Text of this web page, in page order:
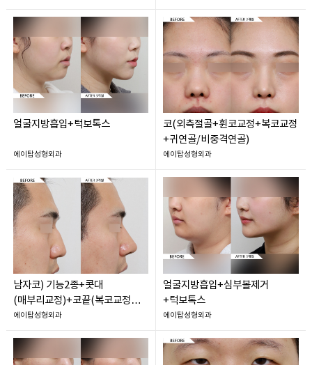
얼굴지방흡입+턱보톡스
에이탑성형외과
코(외측절골+휜코교정+복코교정
+귀연골/비중격연골)
에이탑성형외과
남자코) 기능2종+콧대
(매부리교정)+코끝(복코교정
+귀연골/비중격연골)
에이탑성형외과
얼굴지방흡입+심부볼제거
+턱보톡스
에이탑성형외과